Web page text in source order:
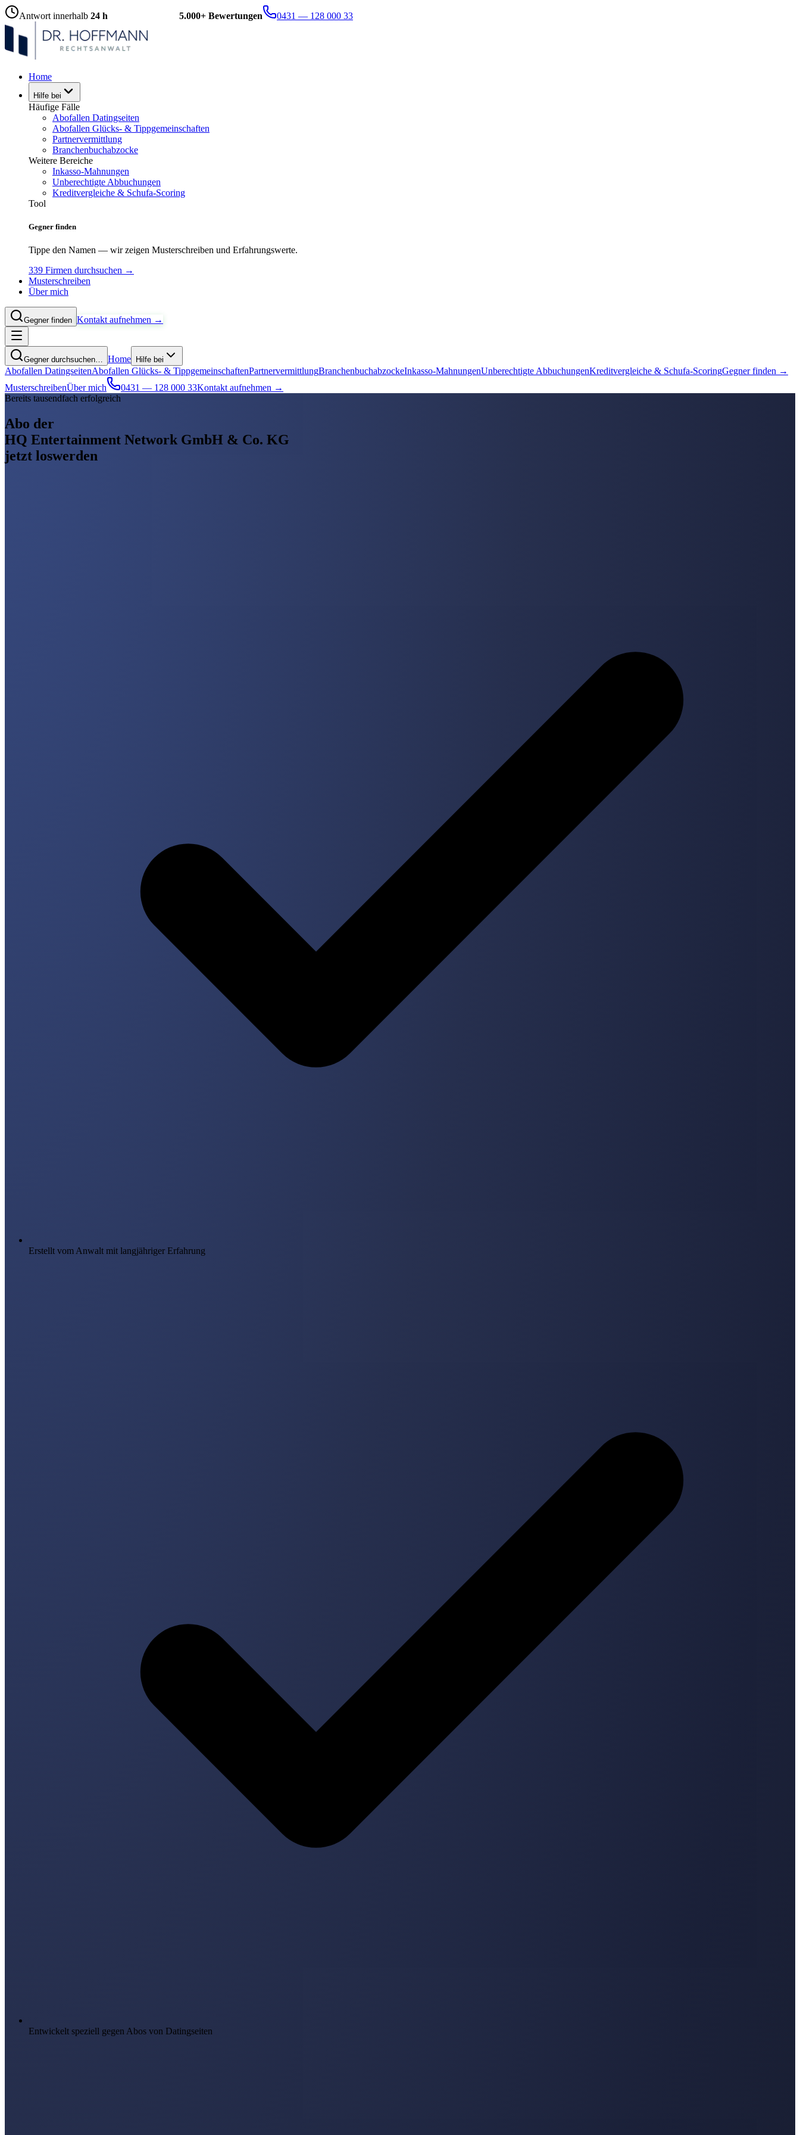
Antwort innerhalb 24 h 5.000+ Bewertungen 0431 — 128 000 33
Home
Hilfe bei
Häufige Fälle
Abofallen Datingseiten
Abofallen Glücks- & Tippgemeinschaften
Partnervermittlung
Branchenbuchabzocke
Weitere Bereiche
Inkasso-Mahnungen
Unberechtigte Abbuchungen
Kreditvergleiche & Schufa-Scoring
Tool
Gegner finden
Tippe den Namen — wir zeigen Musterschreiben und Erfahrungswerte.
339 Firmen durchsuchen →
Musterschreiben
Über mich
Gegner finden Kontakt aufnehmen →
Gegner durchsuchen… Home Hilfe bei
Abofallen DatingseitenAbofallen Glücks- & TippgemeinschaftenPartnervermittlungBranchenbuchabzockeInkasso-MahnungenUnberechtigte AbbuchungenKreditvergleiche & Schufa-ScoringGegner finden →
MusterschreibenÜber mich 0431 — 128 000 33Kontakt aufnehmen →
Bereits tausendfach erfolgreich
Abo der
HQ Entertainment Network GmbH & Co. KG
jetzt loswerden
Erstellt vom Anwalt mit langjähriger Erfahrung
Entwickelt speziell gegen Abos von Datingseiten